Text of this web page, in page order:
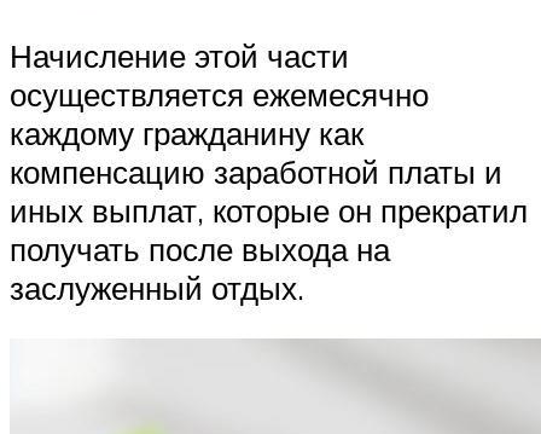
Начисление этой части
осуществляется ежемесячно
каждому гражданину как
компенсацию заработной платы и
иных выплат, которые он прекратил
получать после выхода на
заслуженный отдых.